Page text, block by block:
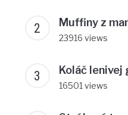
Muffiny z
23916 views
Koláč lenivej
16501 views